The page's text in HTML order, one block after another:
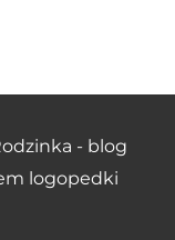
- blog
logopedki